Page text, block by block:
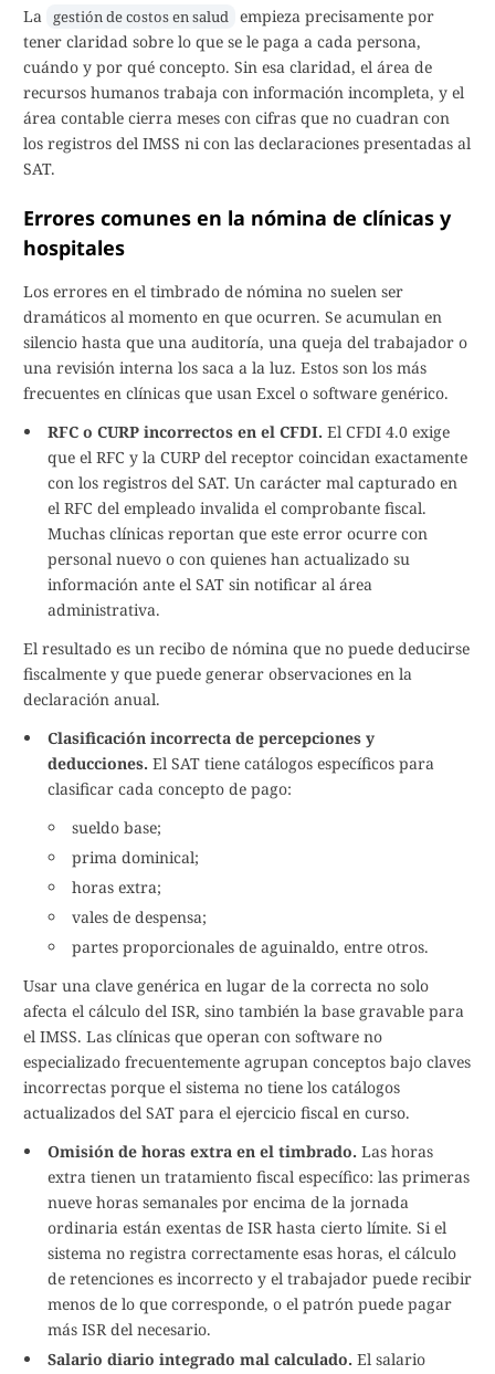
La
gestión de costos en salud empieza precisamente por
tener claridad sobre lo que se le paga a cada persona,
cuándo y por qué concepto. Sin esa claridad, el área de
recursos humanos trabaja con información incompleta, y el
área contable cierra meses con cifras que no cuadran con
los registros del IMSS ni con las declaraciones presentadas al
SAT.
Errores comunes en la nómina de clínicas y
hospitales
Los errores en el timbrado de nómina no suelen ser
dramáticos al momento en que ocurren. Se acumulan en
silencio hasta que una auditoría, una queja del trabajador o
una revisión interna los saca a la luz. Estos son los más
frecuentes en clínicas que usan Excel o software genérico.
RFC o CURP incorrectos en el CFDI. El CFDI 4.0 exige
que el RFC y la CURP del receptor coincidan exactamente
con los registros del SAT. Un carácter mal capturado en
el RFC del empleado invalida el comprobante fiscal.
Muchas clínicas reportan que este error ocurre con
personal nuevo o con quienes han actualizado su
información ante el SAT sin notificar al área
administrativa.
El resultado es un recibo de nómina que no puede deducirse
fiscalmente y que puede generar observaciones en la
declaración anual.
Clasificación incorrecta de percepciones y
deducciones. El SAT tiene catálogos específicos para
clasificar cada concepto de pago:
sueldo base;
prima dominical;
horas extra;
vales de despensa;
partes proporcionales de aguinaldo, entre otros.
Usar una clave genérica en lugar de la correcta no solo
afecta el cálculo del ISR, sino también la base gravable para
el IMSS. Las clínicas que operan con software no
especializado frecuentemente agrupan conceptos bajo claves
incorrectas porque el sistema no tiene los catálogos
actualizados del SAT para el ejercicio fiscal en curso.
Omisión de horas extra en el timbrado. Las horas
extra tienen un tratamiento fiscal específico: las primeras
nueve horas semanales por encima de la jornada
ordinaria están exentas de ISR hasta cierto límite. Si el
sistema no registra correctamente esas horas, el cálculo
de retenciones es incorrecto y el trabajador puede recibir
menos de lo que corresponde, o el patrón puede pagar
más ISR del necesario.
Salario diario integrado mal calculado. El salario